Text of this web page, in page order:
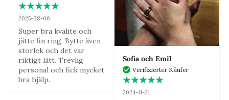
2025-08-06
Super bra kvalite och
jätte fin ring. Bytte även
storlek och det var
riktigt lätt. Trevlig
personal och fick mycket
bra hjälp.
Sofia och Emil
Verifizierter Käufer
2024-11-21